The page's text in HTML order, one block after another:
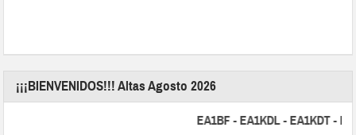
¡¡¡BIENVENIDOS!!! Altas Agosto 2026
EA1BF - EA1KDL - EA1KDT -